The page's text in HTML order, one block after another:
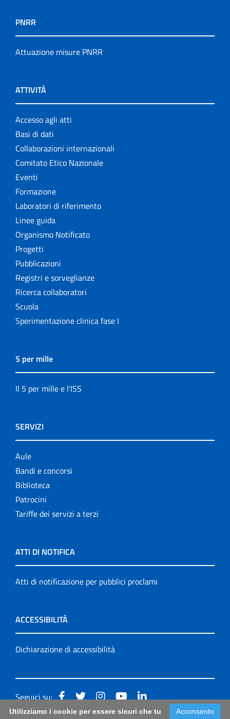
PNRR
Attuazione misure PNRR
ATTIVITÀ
Accesso agli atti
Basi di dati
Collaborazioni internazionali
Comitato Etico Nazionale
Eventi
Formazione
Laboratori di riferimento
Linee guida
Organismo Notificato
Progetti
Pubblicazioni
Registri e sorveglianze
Ricerca collaboratori
Scuola
Sperimentazione clinica fase I
5 per mille
Il 5 per mille e l'ISS
SERVIZI
Aule
Bandi e concorsi
Biblioteca
Patrocini
Tariffe dei servizi a terzi
ATTI DI NOTIFICA
Atti di notificazione per pubblici proclami
ACCESSIBILITÀ
Dichiarazione di accessibilità
Seguici su:
Acconsento
Utilizziamo i cookie per essere sicuri che tu